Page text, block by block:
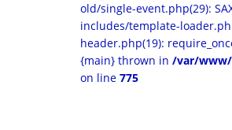
old/single-event.php(29):
includes/template-
header.php(19):
{main} thrown in /var/
on line 775